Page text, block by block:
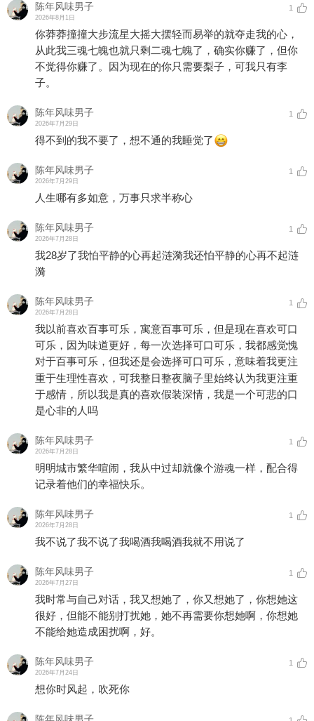
陈年风味男子
2026年8月1日
1
你莽莽撞撞大步流星大摇大摆轻而易举的就夺走我的心，
从此我三魂七魄也就只剩二魂七魄了，确实你赚了，但你
不觉得你赚了。因为现在的你只需要梨子，可我只有李
子。
陈年风味男子
2026年7月29日
1
得不到的我不要了，想不通的我睡觉了
陈年风味男子
2026年7月29日
1
人生哪有多如意，万事只求半称心
陈年风味男子
2026年7月28日
1
我28岁了我怕平静的心再起涟漪我还怕平静的心再不起涟
漪
陈年风味男子
2026年7月28日
1
我以前喜欢百事可乐，寓意百事可乐，但是现在喜欢可口
可乐，因为味道更好，每一次选择可口可乐，我都感觉愧
对于百事可乐，但我还是会选择可口可乐，意味着我更注
重于生理性喜欢，可我整日整夜脑子里始终认为我更注重
于感情，所以我是真的喜欢假装深情，我是一个可悲的口
是心非的人吗
陈年风味男子
2026年7月28日
1
明明城市繁华喧闹，我从中过却就像个游魂一样，配合得
记录着他们的幸福快乐。
陈年风味男子
2026年7月28日
1
我不说了我不说了我喝酒我喝酒我就不用说了
陈年风味男子
2026年7月27日
1
我时常与自己对话，我又想她了，你又想她了，你想她这
很好，但能不能别打扰她，她不再需要你想她啊，你想她
不能给她造成困扰啊，好。
陈年风味男子
2026年7月24日
1
想你时风起，吹死你